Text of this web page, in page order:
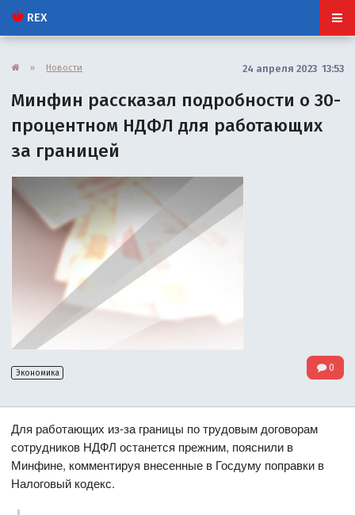
REX
» Новости 24 апреля 2023 13:53
Минфин рассказал подробности о 30-
процентном НДФЛ для работающих
за границей
Экономика 0
Для работающих из-за границы по трудовым договорам
сотрудников НДФЛ останется прежним, пояснили в
Минфине, комментируя внесенные в Госдуму поправки в
Налоговый кодекс.